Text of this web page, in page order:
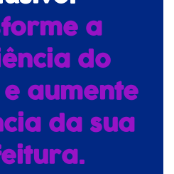
a
do
aumente
da sua